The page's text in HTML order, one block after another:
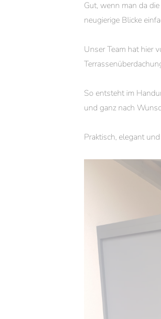
Gut, wenn man da
neugierige Blicke
Unser Team hat hier
So entsteht im
und ganz nach
Praktisch, elegant